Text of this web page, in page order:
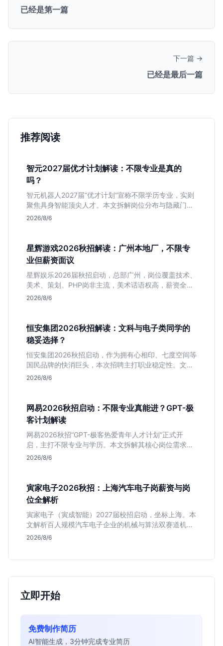
已经是第一篇
下一篇 →
已经是最后一篇
推荐阅读
智元2027届优才计划解读：不限专业是真的
吗？
智元机器人2027届“优才计划”宣称不限学历专业，实则
聚焦具身智能顶尖人才。本文拆解岗位分布与隐藏门
槛，分析算法、仿真等核心方向，帮你判断是否值得投
2026/8/6
星辉游戏2026秋招解读：广州本地厂，不限专
业但薪资面议
星辉娱乐2026届秋招启动，总部广州，岗位覆盖技术、
美术、策划。PHP岗非主流，美术话语权高，薪资全面
面议。适合想接触项目全流程的应届生，追求大厂光环
2026/8/6
恒安集团2026秋招解读：文科与电子类同学的
稳妥选择？
恒安集团2026秋招启动，作为拥有心相印、七度空间等
国民品牌的快消巨头，本次招聘主打职业稳定性。文章
深度解析管培生项目，明确文商科主攻品牌营销、理工
2026/8/6
网易2026秋招启动：不限专业真能进？GPT-极
客计划解读
网易2026秋招“GPT-极客热爱青年人才计划”正式开
启，主打不限专业与学历。本文拆解其核心岗位需求
（技术研发、游戏策划、算法），分析非科班同学的投
2026/8/6
寅家电子2026秋招：上海汽车电子岗薪资与岗
位全解析
寅家电子（寅成智能）2027届校招启动，坐标上海。本
文解析百人规模汽车电子企业的机械与算法双赛道机
会，分析薪资面议背后的含金量及应届生成长路径，助
2026/8/6
立即开始
免费制作简历
AI智能生成，3分钟完成专业简历